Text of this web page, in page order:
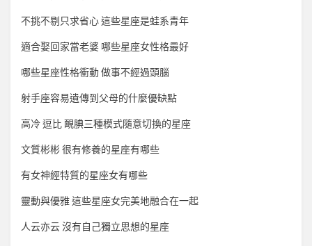
不挑不剔只求省心 這些星座是蛙系青年
適合娶回家當老婆 哪些星座女性格最好
哪些星座性格衝動 做事不經過頭腦
射手座容易遺傳到父母的什麼優缺點
高冷 逗比 靦腆三種模式隨意切換的星座
文質彬彬 很有修養的星座有哪些
有女神經特質的星座女有哪些
靈動與優雅 這些星座女完美地融合在一起
人云亦云 沒有自己獨立思想的星座